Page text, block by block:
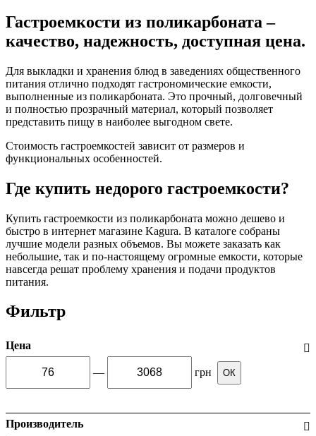
Гастроемкости из поликарбоната –
качество, надежность, доступная цена.
Для выкладки и хранения блюд в заведениях общественного
питания отлично подходят гастрономические емкости,
выполненные из поликарбоната. Это прочный, долговечный
и полностью прозрачный материал, который позволяет
представить пищу в наиболее выгодном свете.
Стоимость гастроемкостей зависит от размеров и
функциональных особенностей.
Где купить недорого гастроемкости?
Купить гастроемкости из поликарбоната можно дешево и
быстро в интернет магазине Kagura. В каталоге собраны
лучшие модели разных объемов. Вы можете заказать как
небольшие, так и по-настоящему огромные емкости, которые
навсегда решат проблему хранения и подачи продуктов
питания.
Фильтр
Цена
— грн ОК
Производитель